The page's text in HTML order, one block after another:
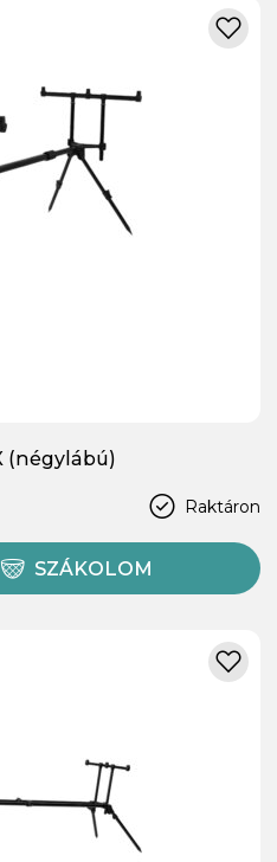
(négylábú)
Raktáron
SZÁKOLOM